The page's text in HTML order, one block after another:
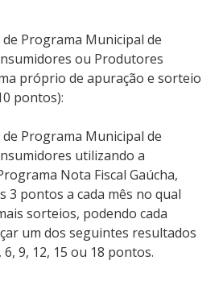
Programa Municipal de
ou Produtores
próprio de apuração e sorteio
pontos):
Programa Municipal de
utilizando a
Nota Fiscal Gaúcha,
3 pontos a cada mês no qual
sorteios, podendo cada
um dos seguintes resultados
6, 9, 12, 15 ou 18 pontos.